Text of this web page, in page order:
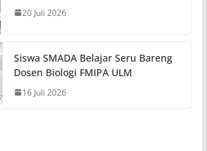
20 Juli 2026
Siswa SMADA Belajar Seru Bareng
Dosen Biologi FMIPA ULM
16 Juli 2026